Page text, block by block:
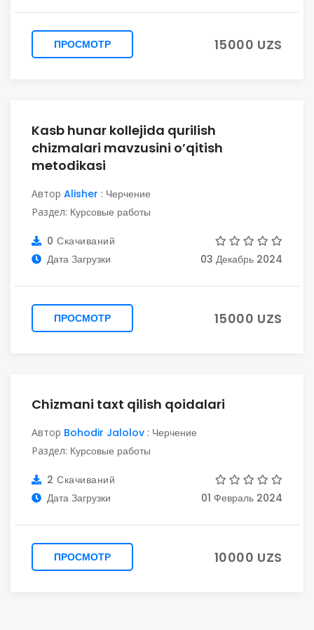
ПРОСМОТР 15000 UZS
Kasb hunar kollejida qurilish
chizmalari mavzusini o’qitish
metodikasi
Автор Alisher : Черчение
Раздел: Курсовые работы
0 Скачиваний
Дата Загрузки
03 Декабрь 2024
ПРОСМОТР 15000 UZS
Chizmani taxt qilish qoidalari
Автор Bohodir Jalolov : Черчение
Раздел: Курсовые работы
2 Скачиваний
Дата Загрузки
01 Февраль 2024
ПРОСМОТР 10000 UZS